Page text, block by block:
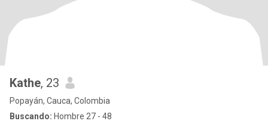
Kathe, 23
Popayán, Cauca, Colombia
Buscando: Hombre 27 - 48